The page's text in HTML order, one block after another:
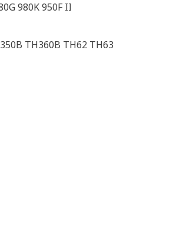
980K 950F II
TH360B TH62 TH63